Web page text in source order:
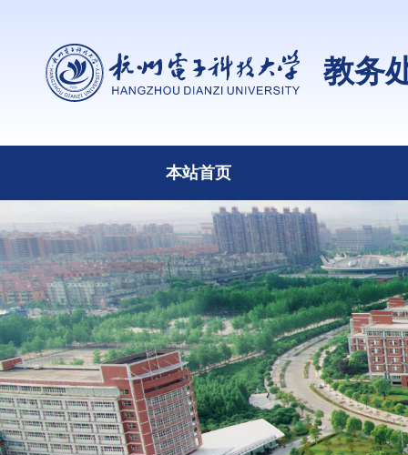
教务
本站首页